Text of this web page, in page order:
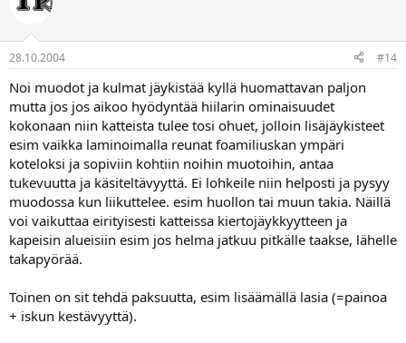
28.10.2004 #14
Noi muodot ja kulmat jäykistää kyllä huomattavan paljon
mutta jos jos aikoo hyödyntää hiilarin ominaisuudet
kokonaan niin katteista tulee tosi ohuet, jolloin lisäjäykisteet
esim vaikka laminoimalla reunat foamiliuskan ympäri
koteloksi ja sopiviin kohtiin noihin muotoihin, antaa
tukevuutta ja käsiteltävyyttä. Ei lohkeile niin helposti ja pysyy
muodossa kun liikuttelee. esim huollon tai muun takia. Näillä
voi vaikuttaa eirityisesti katteissa kiertojäykkyytteen ja
kapeisin alueisiin esim jos helma jatkuu pitkälle taakse, lähelle
takapyörää.
Toinen on sit tehdä paksuutta, esim lisäämällä lasia (=painoa
+ iskun kestävyyttä).